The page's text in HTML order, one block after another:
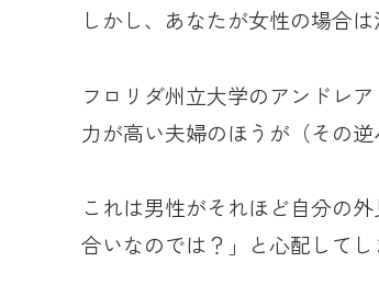
しかし、あなたが女性の場合は
フロリダ州立大学のアンドレ
力が高い夫婦のほうが（その
これは男性がそれほど自分の
合いなのでは？」と心配して